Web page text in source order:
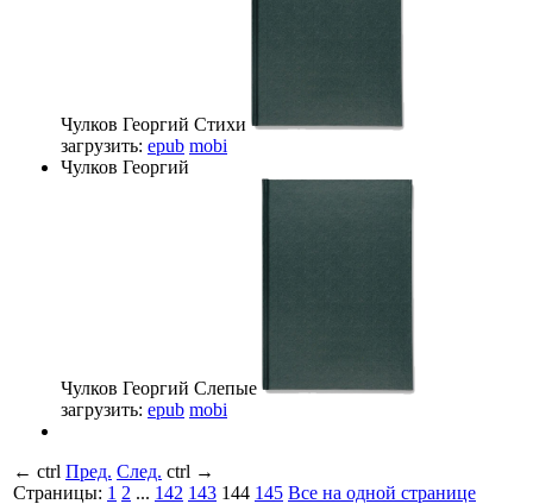
Чулков Георгий Стихи
загрузить: epub mobi
Чулков Георгий
Чулков Георгий Слепые
загрузить: epub mobi
← ctrl Пред. След. ctrl →
Страницы: 1 2 ... 142 143 144 145 Все на одной странице